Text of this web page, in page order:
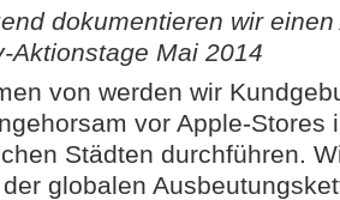
dokumentieren wir
Aktionstage Mai 2014
von werden wir
vor Apple-Stores
Städten durchführen.
globalen